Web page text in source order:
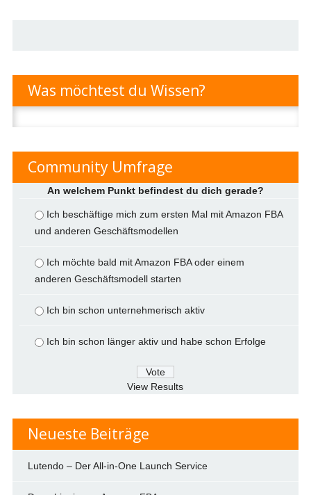
Was möchtest du Wissen?
nach:
Community Umfrage
An welchem Punkt befindest du dich gerade?
Ich beschäftige mich zum ersten Mal mit Amazon FBA
und anderen Geschäftsmodellen
Ich möchte bald mit Amazon FBA oder einem
anderen Geschäftsmodell starten
Ich bin schon unternehmerisch aktiv
Ich bin schon länger aktiv und habe schon Erfolge
View Results
Neueste Beiträge
Lutendo – Der All-in-One Launch Service